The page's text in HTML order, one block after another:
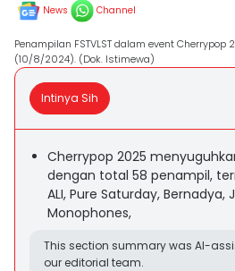
News Channel
Penampilan FSTVLST dalam event Cherrypop
(10/8/2024). (Dok. Istimewa)
Intinya Sih
Cherrypop 2025
dengan total 58 penampil,
ALI, Pure Saturday, Bernadya,
Monophones,
This section summary was AI-
our editorial team.